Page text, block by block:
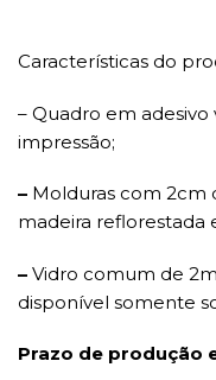
Características do
– Quadro em
impressão;
– Molduras com 2cm
madeira reflorestada
– Vidro comum de
disponível somente
Prazo de produção